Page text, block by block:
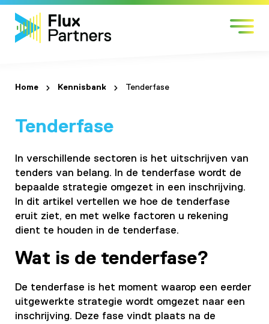
Skip
to
content
Markten
Expertises
Over Flux
Home Kennisbank Tenderfase
Tenderfase
In verschillende sectoren is het uitschrijven van
tenders van belang. In de tenderfase wordt de
bepaalde strategie omgezet in een inschrijving.
In dit artikel vertellen we hoe de tenderfase
eruit ziet, en met welke factoren u rekening
dient te houden in de tenderfase.
Wat is de tenderfase?
De tenderfase is het moment waarop een eerder
uitgewerkte strategie wordt omgezet naar een
inschrijving. Deze fase vindt plaats na de